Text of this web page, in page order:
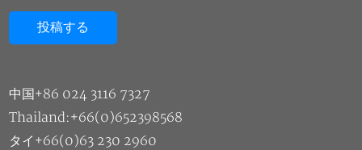
中国+86 024 3116 7327
Thailand:+66(0)652398568
タイ+66(0)63 230 2960